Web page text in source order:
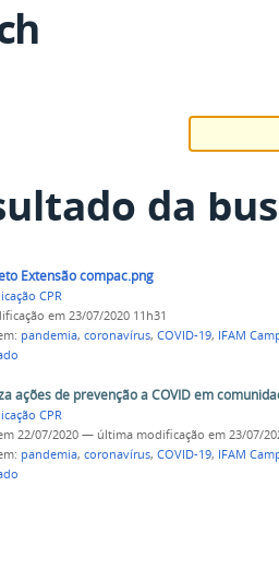
da
Extensão compac.png
CPR
em 23/07/2020 11h31
pandemia, coronavírus, COVID-19, IFAM
ações de prevenção a COVID em
CPR
22/07/2020 — última modificação em 23/07/
pandemia, coronavírus, COVID-19, IFAM